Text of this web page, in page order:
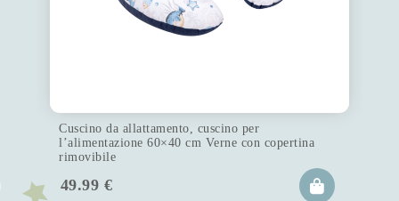
Cuscino da allattamento, cuscino per
l’alimentazione 60×40 cm Verne con copertina
rimovibile
49.99 €